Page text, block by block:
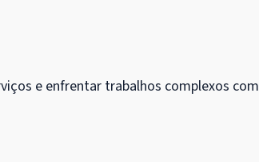
e enfrentar trabalhos complexos com